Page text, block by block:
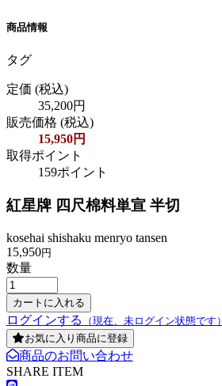
商品情報
タグ
定価 (税込)
35,200円
販売価格 (税込)
15,950円
取得ポイント
159ポイント
紅星牌 四尺棉料単宣 半切
kosehai shishaku menryo tansen
15,950円
数量
ログインする
（現在、未ログイン状態です）
お気に入り商品に登録
商品のお問い合わせ
SHARE ITEM